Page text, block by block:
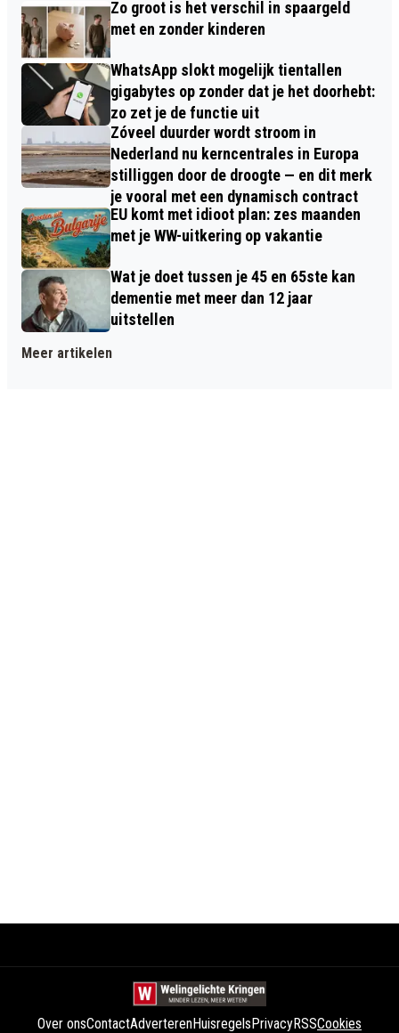
Zo groot is het verschil in spaargeld
met en zonder kinderen
WhatsApp slokt mogelijk tientallen
gigabytes op zonder dat je het doorhebt:
zo zet je de functie uit
Zóveel duurder wordt stroom in
Nederland nu kerncentrales in Europa
stilliggen door de droogte — en dit merk
je vooral met een dynamisch contract
EU komt met idioot plan: zes maanden
met je WW-uitkering op vakantie
Wat je doet tussen je 45 en 65ste kan
dementie met meer dan 12 jaar
uitstellen
Meer artikelen
Over onsContactAdverterenHuisregelsPrivacyRSSCookies